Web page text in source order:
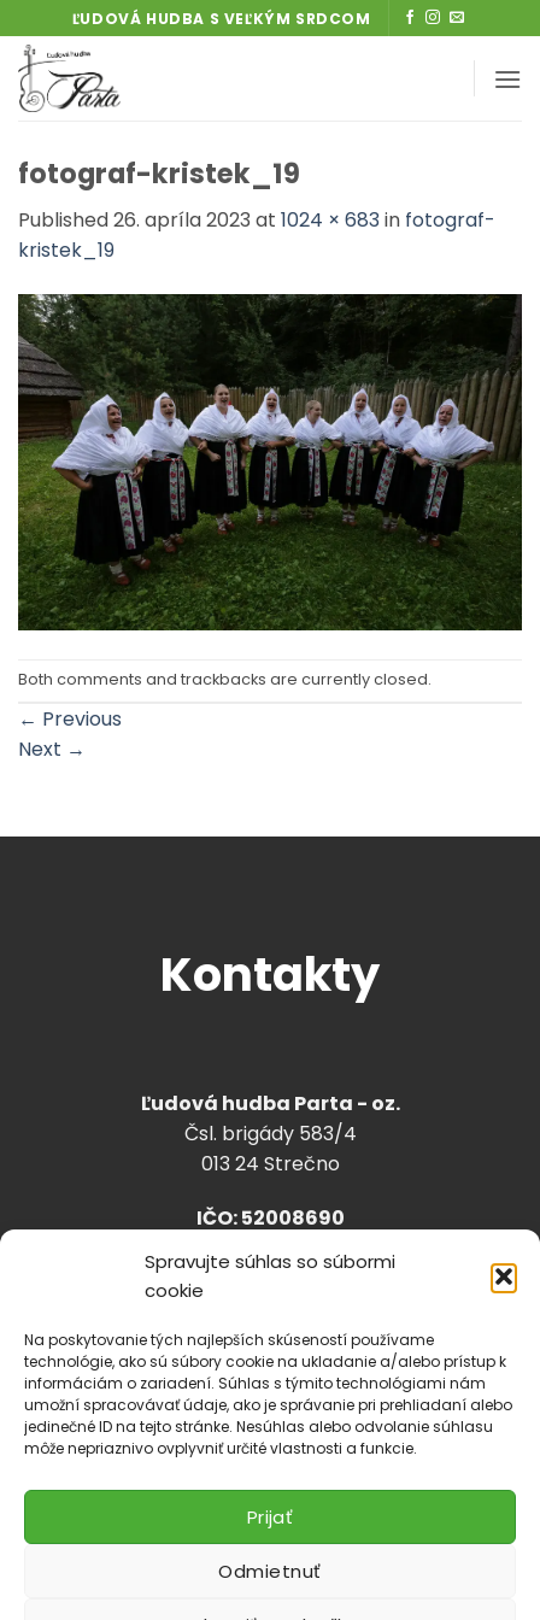
Spravujte súhlas so súbormi
cookie
Na poskytovanie tých najlepších skúseností používame
technológie, ako sú súbory cookie na ukladanie a/alebo prístup k
informáciám o zariadení. Súhlas s týmito technológiami nám
umožní spracovávať údaje, ako je správanie pri prehliadaní alebo
jedinečné ID na tejto stránke. Nesúhlas alebo odvolanie súhlasu
môže nepriaznivo ovplyvniť určité vlastnosti a funkcie.
Prijať
Odmietnuť
to
content
ĽUDOVÁ HUDBA S VEĽKÝM SRDCOM
fotograf-kristek_19
Published26. apríla 2023 at 1024 × 683in fotograf-
kristek_19
Both comments and trackbacks are currently closed.
← Previous
Next →
Kontakty
Ľudová hudba Parta - oz.
Čsl. brigády 583/4
013 24 Strečno
IČO: 52008690
+421918 530 888
Cookies